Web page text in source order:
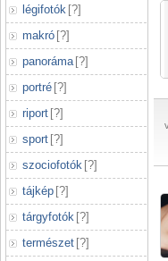
légifotók [?]
makró [?]
panoráma [?]
portré [?]
riport [?]
sport [?]
szociofotók [?]
tájkép [?]
tárgyfotók [?]
természet [?]